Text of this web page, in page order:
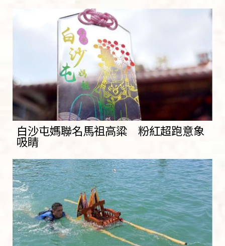
白沙屯媽聯名馬祖高粱 粉紅超跑意象
吸睛